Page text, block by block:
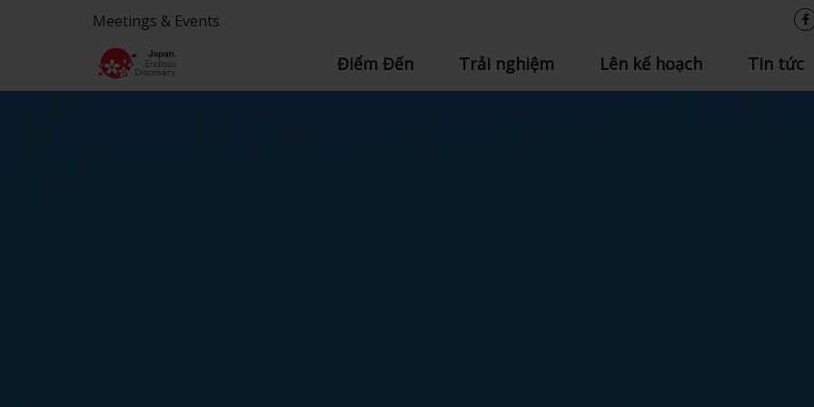
Meetings & Events
Điểm Đến Trải nghiệm Lên kế hoạch Tin tức